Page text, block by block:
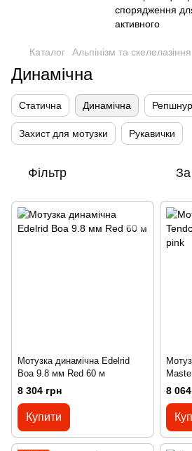
Каталог Альпінізм та скелелазіння
Динамічна
Статична Динамічна
Захист для мотузки Рукавички
Фільтр За
Мотузка динамічна Edelrid
Boa 9.8 мм Red 60 м
8 304 грн
Купити
8